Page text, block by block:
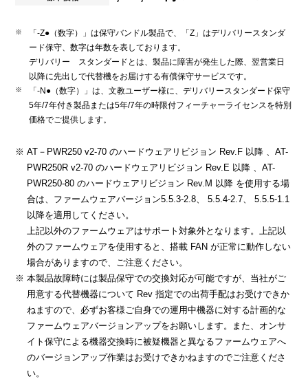
「-Z●（数字）」は保守バンドル製品で、「Z」はデリバリースタンダ
ード保守、数字は年数を表しております。
デリバリー スタンダードとは、製品に障害が発生した際、翌営業日
以降に先出しで代替機をお届けする有償保守サービスです。
「-N●（数字）」は、文教ユーザー様に、デリバリースタンダード保守
5年/7年付き製品または5年/7年の時限付フィーチャーライセンスを特別
価格でご提供します。
AT－PWR250 v2-70 のハードウェアリビジョン Rev.F 以降 、AT-
PWR250R v2-70 のハードウェアリビジョン Rev.E 以降 、AT-
PWR250-80 のハードウェアリビジョン Rev.M 以降 を使用する場
合は、ファームウェアバージョン5.5.3-2.8、 5.5.4-2.7、 5.5.5-1.1
以降を適用してください。
上記以外のファームウェアはサポート対象外となります。上記以
外のファームウェアを使用すると、搭載 FAN が正常に動作しない
場合がありますので、ご注意ください。
本製品故障時には製品保守での交換対応が可能ですが、当社がご
用意する代替機器について Rev 指定での出荷手配はお受けできか
ねますので、必ずお客様ご自身での運用中機器に対する計画的な
ファームウェアバージョンアップをお願いします。また、オンサ
イト保守による機器交換時に被疑機器と異なるファームウェアへ
のバージョンアップ作業はお受けできかねますのでご注意くださ
い。